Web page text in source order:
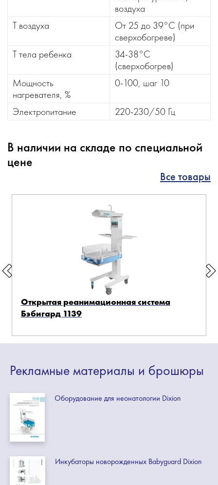
воздуха
Т воздуха
От 25 до 39°С (при
сверхобогреве)
Т тела ребенка
34-38°С
(сверхобогрев)
Мощность
нагревателя, %
0-100, шаг 10
Электропитание 220-230/50 Гц
В наличии на складе по специальной
цене
Все товары
Открытая реанимационная система
Бэбигард 1139
Рекламные материалы и брошюры
Оборудование для неонатологии Dixion
Инкубаторы новорожденных Babyguard Dixion